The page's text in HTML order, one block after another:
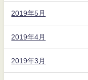
2019年5月
2019年4月
2019年3月